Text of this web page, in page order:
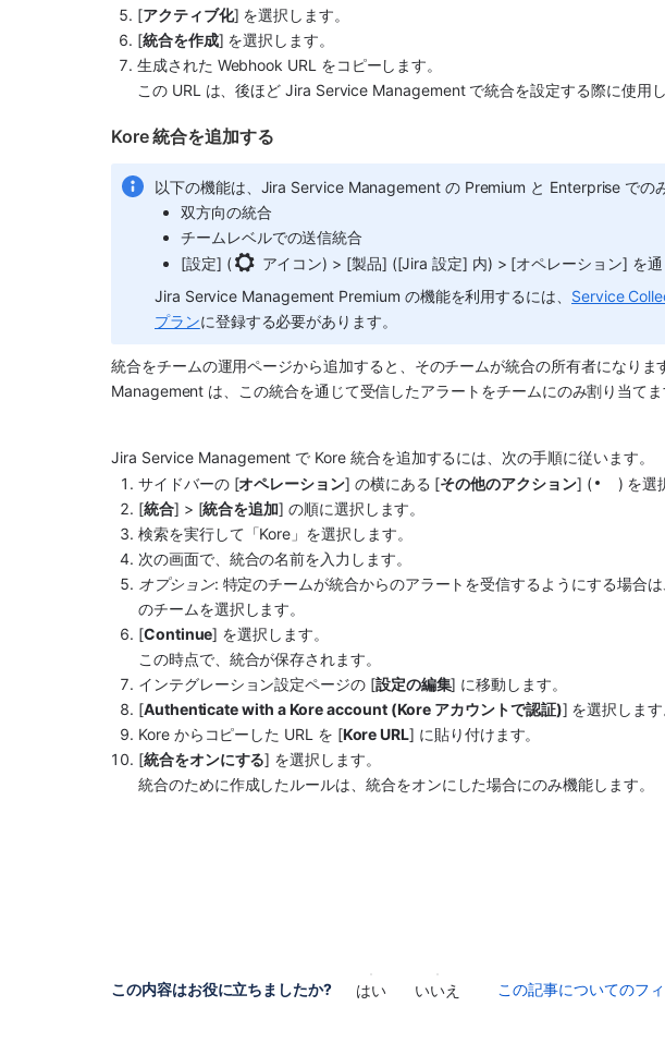
[アクティブ化] を選択します。
[統合を作成] を選択します。
生成された Webhook URL をコピーします。
この URL は、後ほど Jira Service Management で統合を設定する際に使用し
Kore 統合を追加する
以下の機能は、 Jira Service Management の Premium と Enterprise での
双方向の統合
チームレベルでの送信統合
[設定] (
アイコン) > [製品] ([Jira 設定] 内) > [オペレーション] を
Jira Service Management Premium の機能を利用するには、 Service
プランに登録する必要があります。
統合をチームの運用ページから追加すると、そのチームが統合の所有者になりま
Management は、この統合を通じて受信したアラートをチームにのみ割り当てま
Jira Service Management で Kore 統合を追加するには、次の手順に従います。
サイドバーの [オペレーション] の横にある [その他のアクション] ( ) を選
[統合] > [統合を追加] の順に選択します。
検索を実行して「Kore 」を選択します。
次の画面で、統合の名前を入力します。
オプション: 特定のチームが統合からのアラートを受信するようにする場合
のチームを選択します。
[Continue] を選択します。
この時点で、統合が保存されます。
インテグレーション設定ページの [設定の編集] に移動します。
[Authenticate with a Kore account (Kore アカウントで認証)] を選択します
Kore からコピーした URL を [Kore URL] に貼り付けます。
[統合をオンにする] を選択します。
統合のために作成したルールは、統合をオンにした場合にのみ機能します。
この内容はお役に立ちましたか? はい いいえ この記事についてのフ